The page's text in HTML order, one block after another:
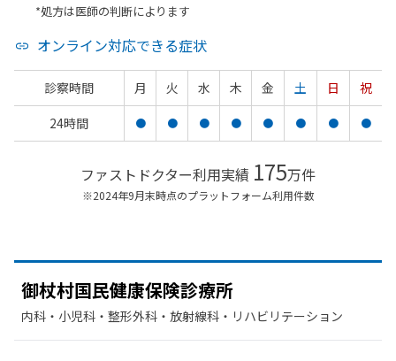
*処方は医師の判断によります
オンライン対応できる症状
診察時間 月 火 水 木 金 土 日
祝
24時間
● ● ● ● ● ● ● ●
ファストドクター利用実績 175万件
※2024年9月末時点のプラットフォーム利用件数
御杖村国民健康保険診療所
内科・​小児科・​整形外科・​放射線科・​リハビリテーション